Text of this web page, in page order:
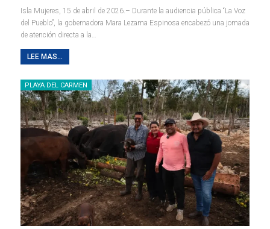
Isla Mujeres, 15 de abril de 2026.– Durante la audiencia pública “La Voz
del Pueblo”, la gobernadora Mara Lezama Espinosa encabezó una jornada
de atención directa a la…
LEE MAS...
PLAYA DEL CARMEN